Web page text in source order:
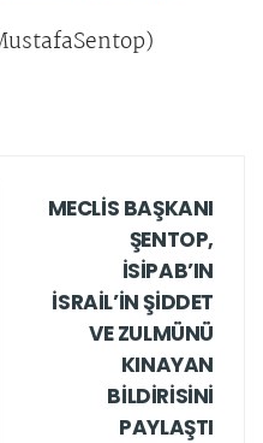
MECLİS BAŞKANI
ŞENTOP,
İSİPAB’IN
İSRAİL’İN ŞİDDET
VE ZULMÜNÜ
KINAYAN
BİLDİRİSİNİ
PAYLAŞTI